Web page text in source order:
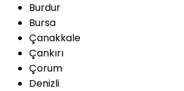
Burdur
Bursa
Çanakkale
Çankırı
Çorum
Denizli